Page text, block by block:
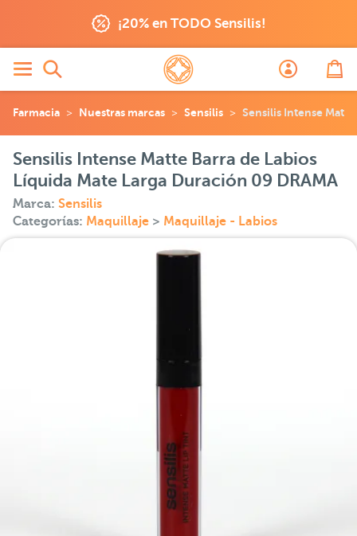
¡20% en TODO Sensilis!
Farmacia Nuestras marcas Sensilis Sensilis Intense
Sensilis Intense Matte Barra de Labios
Líquida Mate Larga Duración 09 DRAMA
Marca: Sensilis
Categorías: Maquillaje > Maquillaje - Labios